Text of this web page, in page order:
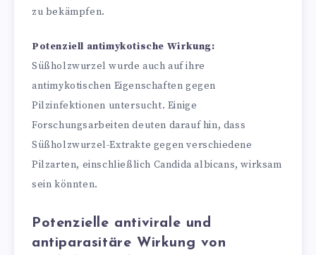
zu bekämpfen.
Potenziell antimykotische Wirkung:
Süßholzwurzel wurde auch auf ihre
antimykotischen Eigenschaften gegen
Pilzinfektionen untersucht. Einige
Forschungsarbeiten deuten darauf hin, dass
Süßholzwurzel-Extrakte gegen verschiedene
Pilzarten, einschließlich Candida albicans, wirksam
sein könnten.
Potenzielle antivirale und
antiparasitäre Wirkung von